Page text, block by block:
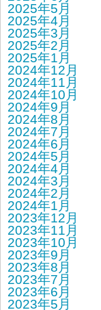
2025年5月
2025年4月
2025年3月
2025年2月
2025年1月
2024年12月
2024年11月
2024年10月
2024年9月
2024年8月
2024年7月
2024年6月
2024年5月
2024年4月
2024年3月
2024年2月
2024年1月
2023年12月
2023年11月
2023年10月
2023年9月
2023年8月
2023年7月
2023年6月
2023年5月